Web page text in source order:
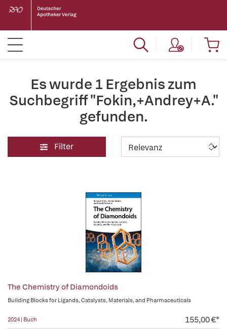
Es wurde 1 Ergebnis zum
Suchbegriff "Fokin,+Andrey+A."
gefunden.
Filter
The Chemistry of Diamondoids
Building Blocks for Ligands, Catalysts, Materials, and Pharmaceuticals
2024 | Buch 155,00 €*